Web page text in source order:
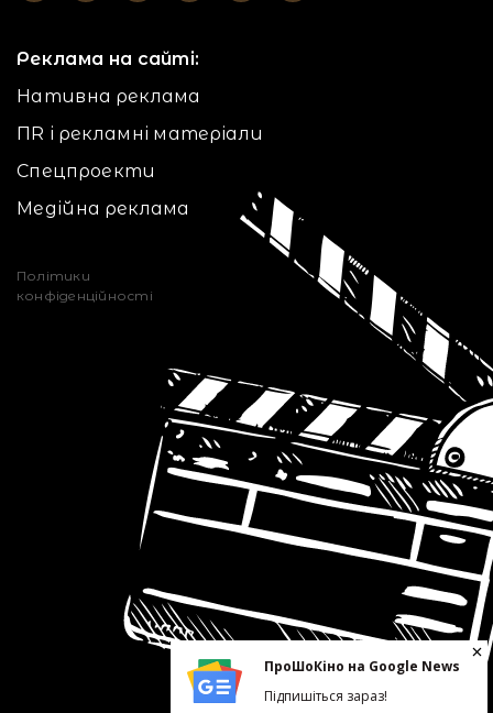
Реклама на сайті:
Нативна реклама
ПR і рекламні матеріали
Спецпроекти
Медійна реклама
Політики
конфіденційності
ПроШоКіно на Google News
Підпишіться зараз!